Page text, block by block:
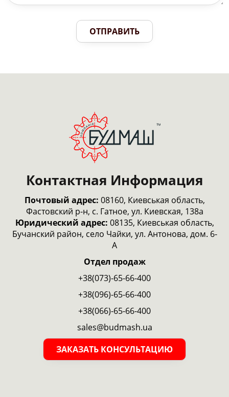
ОТПРАВИТЬ
Контактная Информация
Почтовый адрес: 08160, Киевськая область,
Фастовский р-н, с. Гатное, ул. Киевская, 138а
Юридический адрес: 08135, Киевськая область,
Бучанский район, село Чайки, ул. Антонова, дом. 6-
А
Отдел продаж
+38(073)-65-66-400
+38(096)-65-66-400
+38(066)-65-66-400
sales@budmash.ua
ЗАКАЗАТЬ КОНСУЛЬТАЦИЮ